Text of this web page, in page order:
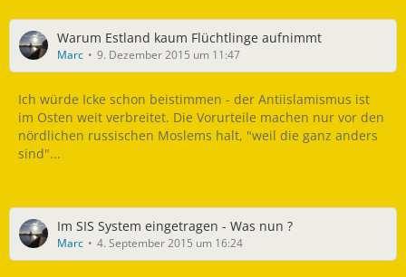
Warum Estland kaum Flüchtlinge aufnimmt
Marc 9. Dezember 2015 um 11:47
Ich würde Icke schon beistimmen - der Antiislamismus ist
im Osten weit verbreitet. Die Vorurteile machen nur vor den
nördlichen russischen Moslems halt, "weil die ganz anders
sind"...
Im SIS System eingetragen - Was nun ?
Marc 4. September 2015 um 16:24